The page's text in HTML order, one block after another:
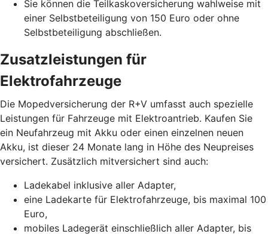
Sie können die Teilkaskoversicherung wahlweise mit
einer Selbstbeteiligung von 150 Euro oder ohne
Selbstbeteiligung abschließen.
Zusatzleistungen für
Elektrofahrzeuge
Die Mopedversicherung der R+V umfasst auch spezielle
Leistungen für Fahrzeuge mit Elektroantrieb. Kaufen Sie
ein Neufahrzeug mit Akku oder einen einzelnen neuen
Akku, ist dieser 24 Monate lang in Höhe des Neupreises
versichert. Zusätzlich mitversichert sind auch:
Ladekabel inklusive aller Adapter,
eine Ladekarte für Elektrofahrzeuge, bis maximal 100
Euro,
mobiles Ladegerät einschließlich aller Adapter, bis